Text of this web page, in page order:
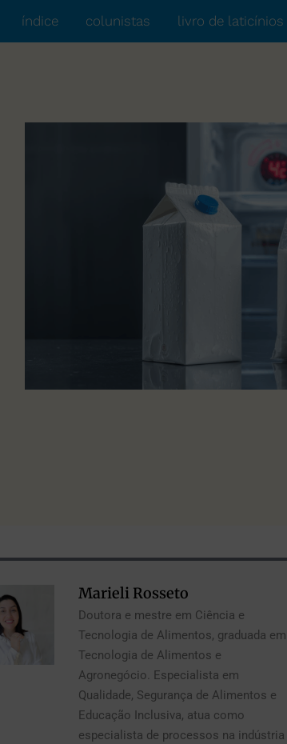
índice colunistas livro de laticínios
Marieli Rosseto
Doutora e mestre em Ciência e
Tecnologia de Alimentos, graduada em
Tecnologia de Alimentos e
Agronegócio. Especialista em
Qualidade, Segurança de Alimentos e
Educação Inclusiva, atua como
especialista de processos na indústria